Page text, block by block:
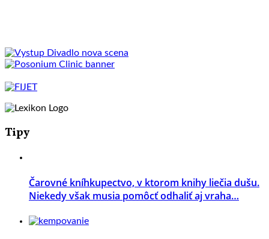
Tipy
Čarovné kníhkupectvo, v ktorom knihy liečia dušu.
Niekedy však musia pomôcť odhaliť aj vraha…